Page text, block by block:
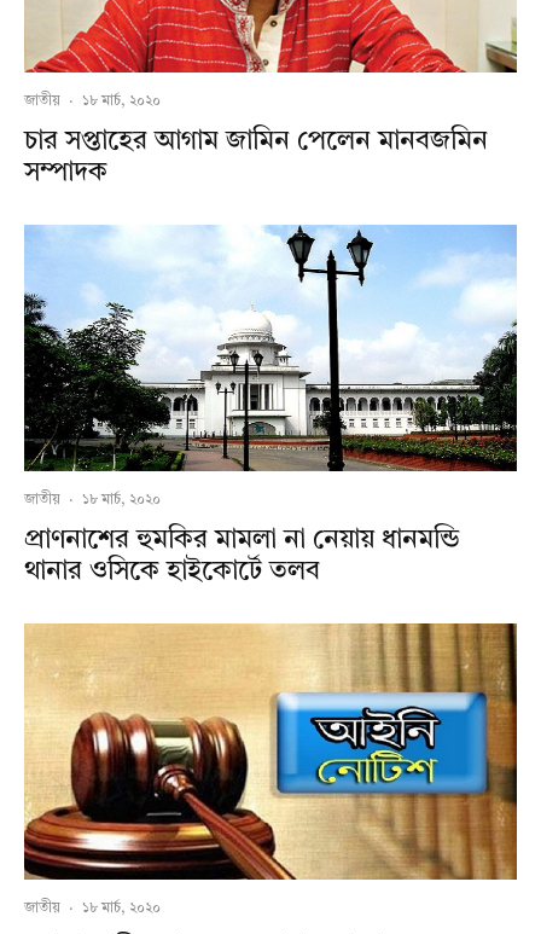
জাতীয় · ১৮ মার্চ, ২০২০
চার সপ্তাহের আগাম জামিন পেলেন মানবজমিন
সম্পাদক
জাতীয় · ১৮ মার্চ, ২০২০
প্রাণনাশের হুমকির মামলা না নেয়ায় ধানমন্ডি
থানার ওসিকে হাইকোর্টে তলব
জাতীয় · ১৮ মার্চ, ২০২০